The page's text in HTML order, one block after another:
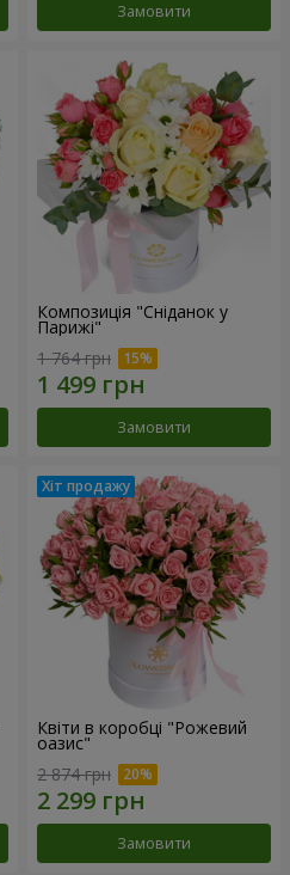
Замовити
Композиція "Сніданок у
Парижі"
1 764 грн
Замовити
Квіти в коробці "Рожевий
оазис"
2 874 грн
Замовити